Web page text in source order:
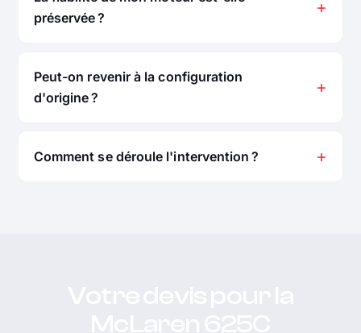
préservée ?
Peut-on revenir à la configuration
d'origine ?
Comment se déroule l'intervention ?